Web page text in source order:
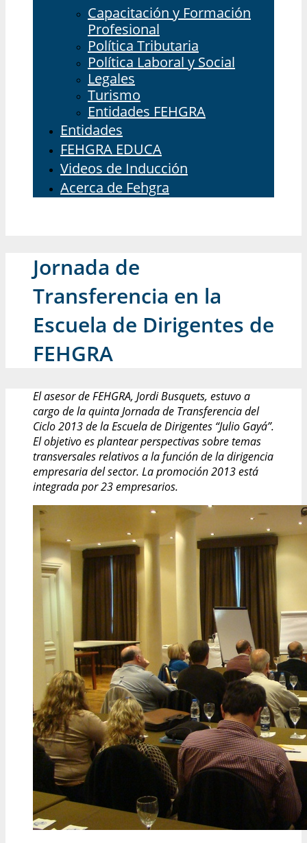
Capacitación y Formación
Profesional
Política Tributaria
Política Laboral y Social
Legales
Turismo
Entidades FEHGRA
Entidades
FEHGRA EDUCA
Videos de Inducción
Acerca de Fehgra
Jornada de
Transferencia en la
Escuela de Dirigentes de
FEHGRA
El asesor de FEHGRA, Jordi Busquets, estuvo a
cargo de la quinta Jornada de Transferencia del
Ciclo 2013 de la Escuela de Dirigentes “Julio Gayá”.
El objetivo es plantear perspectivas sobre temas
transversales relativos a la función de la dirigencia
empresaria del sector. La promoción 2013 está
integrada por 23 empresarios.